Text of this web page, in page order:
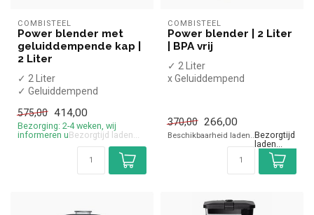
COMBISTEEL
Power blender met
geluiddempende kap |
2 Liter
✓ 2 Liter
✓ Geluiddempend
✓ Pulse functie
575,00 414,00
Bezorging: 2-4 weken, wij
informeren u
COMBISTEEL
Power blender | 2 Liter
| BPA vrij
✓ 2 Liter
x Geluiddempend
✓ Pulse ...
Bezorging: 2-4 weken, wij
informeren u